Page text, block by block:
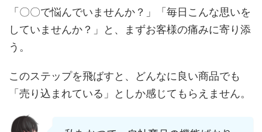
「〇〇で悩んでいませんか？」「毎日こんな思いを
していませんか？」と、まずお客様の痛みに寄り添
う。
このステップを飛ばすと、どんなに良い商品でも
「売り込まれている」としか感じてもらえません。